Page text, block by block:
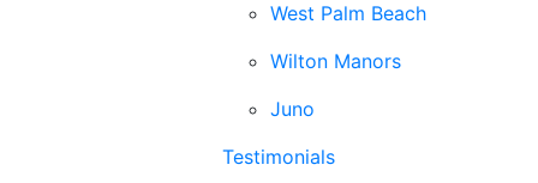
West Palm Beach
Wilton Manors
Juno
Testimonials